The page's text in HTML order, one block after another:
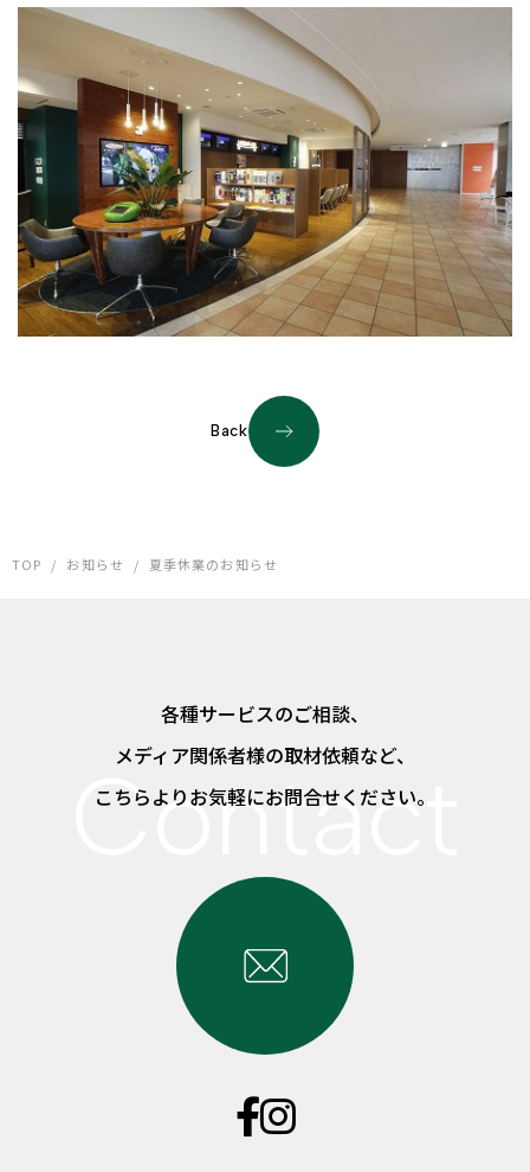
Back
TOP / お知らせ / 夏季休業のお知らせ
各種サービスのご相談、
メディア関係者様の取材依頼など、
こちらよりお気軽にお問合せください。